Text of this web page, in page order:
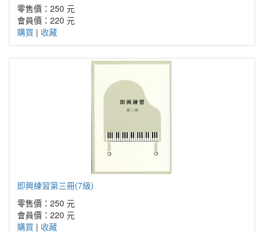
零售價：250 元
會員價：220 元
購買 | 收藏
即興練習第三冊(7級)
零售價：250 元
會員價：220 元
購買 | 收藏